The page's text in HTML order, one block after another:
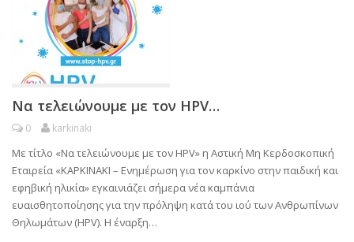
Να τελειώνουμε με τον HPV…
0 karkinaki
Με τίτλο «Να τελειώνουμε με τον ΗPV» η Αστική Μη Κερδοσκοπική
Εταιρεία «ΚΑΡΚΙΝΑΚΙ – Ενημέρωση για τον καρκίνο στην παιδική και
εφηβική ηλικία» εγκαινιάζει σήμερα νέα καμπάνια
ευαισθητοποίησης για την πρόληψη κατά του ιού των Ανθρωπίνων
Θηλωμάτων (HPV). Η έναρξη…